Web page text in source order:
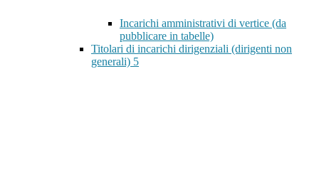
Incarichi amministrativi di vertice (da
pubblicare in tabelle)
Titolari di incarichi dirigenziali (dirigenti non
generali) 5